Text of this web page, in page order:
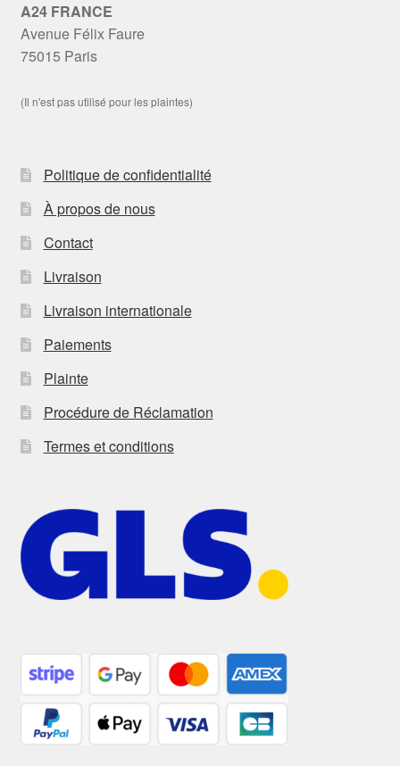
A24 FRANCE
Avenue Félix Faure
75015 Paris
(Il n'est pas utilisé pour les plaintes)
Politique de confidentialité
À propos de nous
Contact
Livraison
Livraison internationale
Paiements
Plainte
Procédure de Réclamation
Termes et conditions